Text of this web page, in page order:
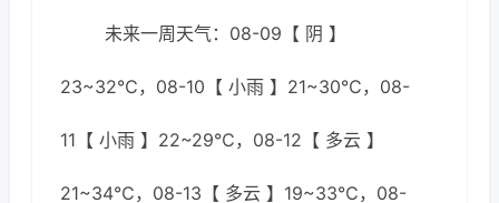
未来一周天气：08-09【 阴 】
23~32℃，08-10【 小雨 】21~30℃，08-
11【 小雨 】22~29℃，08-12【 多云 】
21~34℃，08-13【 多云 】19~33℃，08-